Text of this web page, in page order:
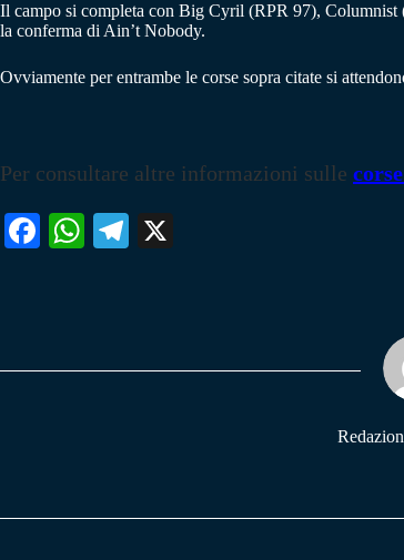
Il campo si completa con Big Cyril (RPR 97),
la conferma di Ain’t Nobody.
Ovviamente per entrambe le corse sopra citate si
Per consultare altre informazioni sulle
Fa W
pp
Te
m